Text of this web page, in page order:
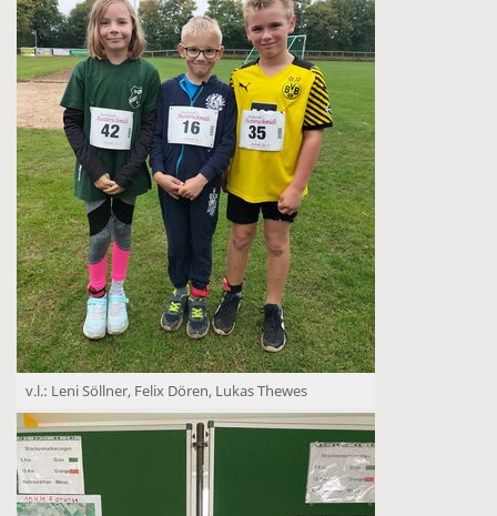
v.l.: Leni Söllner, Felix Dören, Lukas Thewes